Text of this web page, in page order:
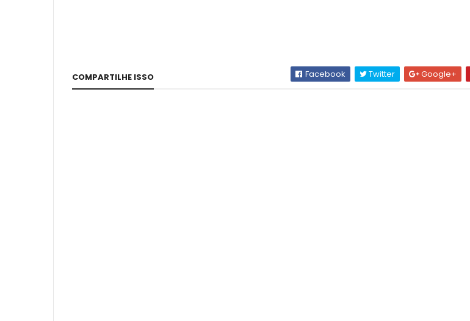
COMPARTILHE ISSO Facebook Twitter Google+